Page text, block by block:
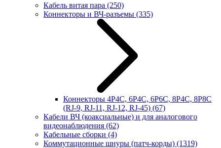
Кабель витая пара (250)
Коннекторы и ВЧ-разъемы (335)
Коннекторы 4P4C, 6P4C, 6P6C, 8P4C, 8P8C
(RJ-9, RJ-11, RJ-12, RJ-45) (67)
Кабели ВЧ (коаксиальные) и для аналогового
видеонаблюдения (62)
Кабельные сборки (4)
Коммутационные шнуры (патч-корды) (1319)